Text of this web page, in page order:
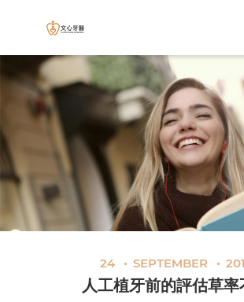
文心牙醫聯合
24 SEPTEMBER
人工植牙前的評估草率